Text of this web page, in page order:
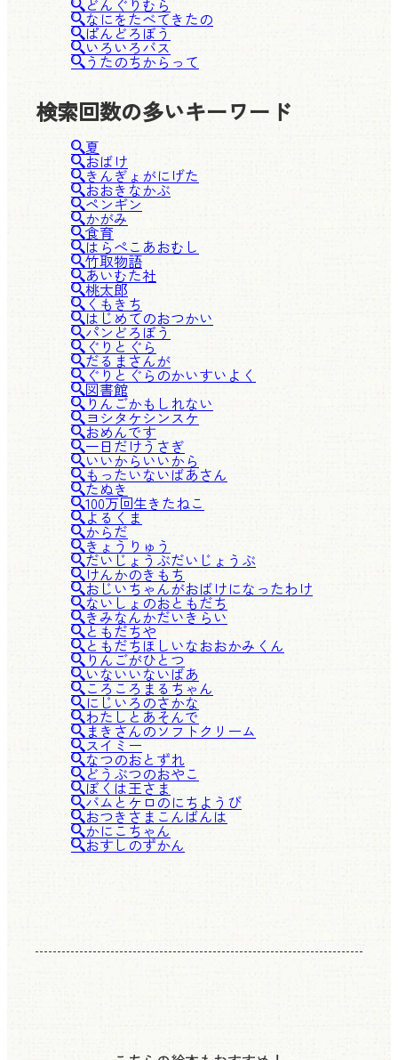
どんぐりむら
なにをたべてきたの
ぱんどろぼう
いろいろバス
うたのちからって
検索回数の多いキーワード
夏
おばけ
きんぎょがにげた
おおきなかぶ
ペンギン
かがみ
食育
はらぺこあおむし
竹取物語
あいむた社
桃太郎
くもきち
はじめてのおつかい
パンどろぼう
ぐりとぐら
だるまさんが
ぐりとぐらのかいすいよく
図書館
りんごかもしれない
ヨシタケシンスケ
おめんです
一日だけうさぎ
いいからいいから
もったいないばあさん
たぬき
100万回生きたねこ
よるくま
からだ
きょうりゅう
だいじょうぶだいじょうぶ
けんかのきもち
おじいちゃんがおばけになったわけ
ないしょのおともだち
きみなんかだいきらい
ともだちや
ともだちほしいなおおかみくん
りんごがひとつ
いないいないばあ
ころころまるちゃん
にじいろのさかな
わたしとあそんで
まきさんのソフトクリーム
スイミー
なつのおとずれ
どうぶつのおやこ
ぼくは王さま
バムとケロのにちようび
おつきさまこんばんは
かにこちゃん
おすしのずかん